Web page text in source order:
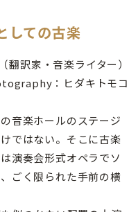
しての古楽
訳家・音楽ライター）
：ヒダキトモコ
音楽ホールのステージ
ではない。そこに古楽
演奏会形式オペラでソ
ごく限られた手前の横